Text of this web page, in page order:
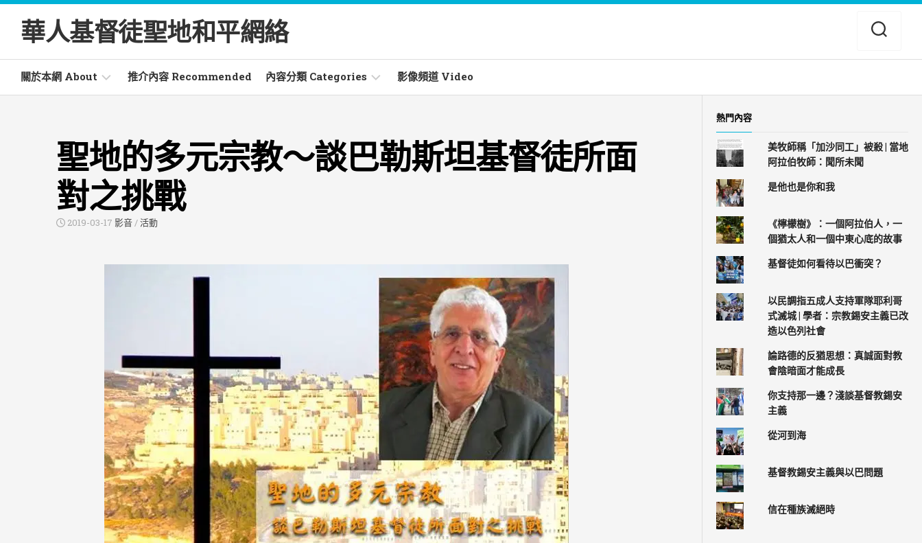
Skip
content華人基督徒聖地和平網絡
關於本網 About
Newsletter
推介內容 Recommended 內容分類 Categories
Activities
文
筆
Jottings
影
音
Media
新
聞
News
聲
明
Statements
影像頻道 Video
聖地的多元宗教～談巴勒斯坦基督徒所面
對之挑戰
2019-03-17 影音/活動
熱門內容
美牧師稱「加沙同工」被殺 | 當地
阿拉伯牧師：聞所未聞
是他也是你和我
《檸檬樹》：一個阿拉伯人，一
個猶太人和一個中東心底的故事
基督徒如何看待以巴衝突？
以民調指五成人支持軍隊耶利哥
式滅城 | 學者：宗教錫安主義已改
造以色列社會
論路德的反猶思想：真誠面對教
會陰暗面才能成長
你支持那一邊？淺談基督教錫安
主義
從河到海
基督教錫安主義與以巴問題
信在種族滅絕時